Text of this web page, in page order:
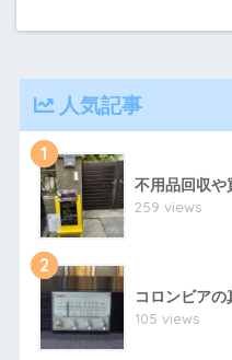
人気記事
1
不用品回収や
259 views
2
コロンビアの
105 views